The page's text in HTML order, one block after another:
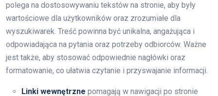
polega na dostosowywaniu tekstów na stronie, aby były
wartościowe dla użytkowników oraz zrozumiałe dla
wyszukiwarek. Treść powinna być unikalna, angażująca i
odpowiadająca na pytania oraz potrzeby odbiorców. Ważne
jest także, aby stosować odpowiednie nagłówki oraz
formatowanie, co ułatwia czytanie i przyswajanie informacji.
Linki wewnętrzne pomagają w nawigacji po stronie